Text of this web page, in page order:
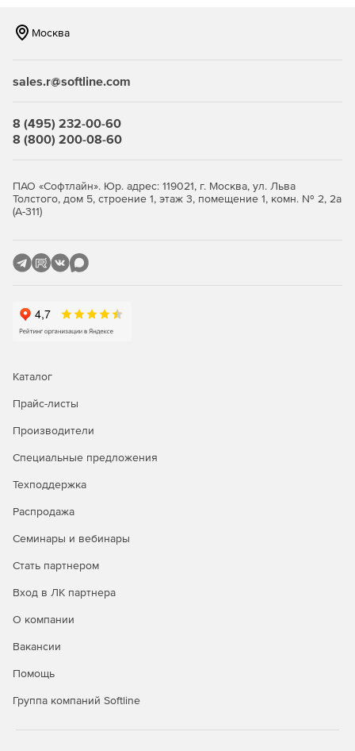
Москва
sales.r@softline.com
8 (495) 232-00-60
8 (800) 200-08-60
ПАО «Софтлайн». Юр. адрес: 119021, г. Москва, ул. Льва
Толстого, дом 5, строение 1, этаж 3, помещение 1, комн. № 2, 2а
(А-311)
Каталог
Прайс-листы
Производители
Специальные предложения
Техподдержка
Распродажа
Семинары и вебинары
Стать партнером
Вход в ЛК партнера
О компании
Вакансии
Помощь
Группа компаний Softline